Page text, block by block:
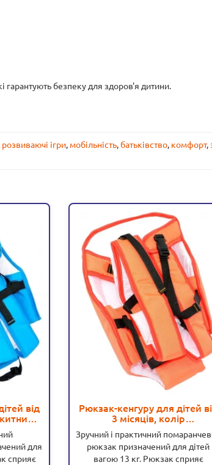
гарантують безпеку для здоров'я дитини.
розвиваючі ігри, мобільність,батьківство, комфорт,
від
для
сприяє
Рюкзак-кенгуру для дітей
3 місяців, колір
помаранчевий (7169)
Зручний і практичний
рюкзак призначений для дітей
вагою 13 кг. Рюкзак сприяє